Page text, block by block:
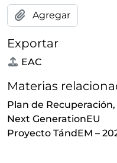
Agregar
Exportar
EAC
Materias
Plan de
Next GenerationEU
Proyecto TándEM –